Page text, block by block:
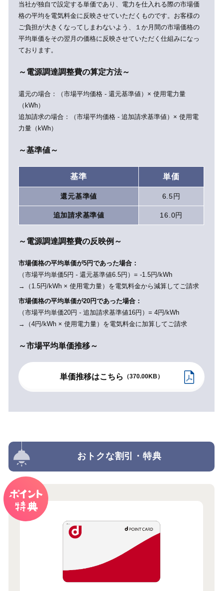
当社が独自で設定する単価であり、電力を仕入れる際の市場価
格の平均を電気料金に反映させていただくものです。お客様の
ご負担が大きくなってしまわないよう、１か月間の市場価格の
平均単価をその翌月の価格に反映させていただく仕組みになっ
ております。
～電源調達調整費の算定方法～
還元の場合：（市場平均価格 - 還元基準値）× 使用電力量
（kWh）
追加請求の場合：（市場平均価格 - 追加請求基準値）× 使用電
力量（kWh）
～基準値～
基準 単価
還元基準値 6.5円
追加請求基準値 16.0円
～電源調達調整費の反映例～
市場価格の平均単価が5円であった場合：
（市場平均単価5円 - 還元基準値6.5円）= -1.5円/kWh
→（1.5円/kWh × 使用電力量）を電気料金から減算してご請求
市場価格の平均単価が20円であった場合：
（市場平均単価20円 - 追加請求基準値16円）= 4円/kWh
→（4円/kWh × 使用電力量）を電気料金に加算してご請求
～市場平均単価推移～
単価推移はこちら （370.00KB）
おトクな割引・特典